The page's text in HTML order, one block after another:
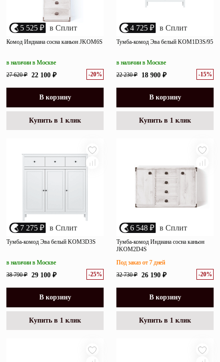
5 525 ₽ в Сплит
Комод Индиана сосна каньон JKOM6S
27 620 ₽ 22 100 ₽ -20%
в наличии в Москве
В корзину
Купить в 1 клик
4 725 ₽ в Сплит
Тумба-комод Эва белый KOM1D3S/95
22 230 ₽ 18 900 ₽ -15%
в наличии в Москве
В корзину
Купить в 1 клик
7 275 ₽ в Сплит
Тумба-комод Эва белый KOM3D3S
38 790 ₽ 29 100 ₽ -25%
в наличии в Москве
В корзину
Купить в 1 клик
6 548 ₽ в Сплит
Тумба-комод Индиана сосна каньон
JKOM2D4S
32 730 ₽ 26 190 ₽ -20%
Под заказ от 7 дней
В корзину
Купить в 1 клик